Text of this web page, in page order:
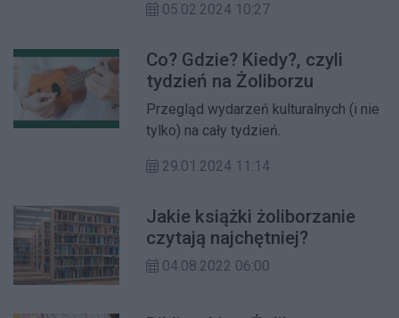
05.02.2024 10:27
Co? Gdzie? Kiedy?, czyli
tydzień na Żoliborzu
Przegląd wydarzeń kulturalnych (i nie
tylko) na cały tydzień.
29.01.2024 11:14
Jakie książki żoliborzanie
czytają najchętniej?
04.08.2022 06:00